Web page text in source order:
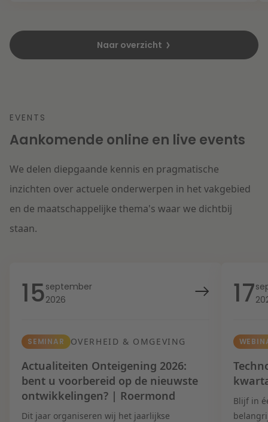
Naar overzicht
EVENTS
Aankomende online en live events
We delen diepgaande kennis en pragmatische
inzichten over actuele onderwerpen in het vakgebied
en de maatschappelijke thema's waar we dichtbij
staan.
15september
2026
SEMINAR OVERHEID & OMGEVING
Actualiteiten Onteigening 2026:
bent u voorbereid op de nieuwste
ontwikkelingen? | Roermond
Dit jaar organiseren wij het jaarlijkse
17
Blijf in